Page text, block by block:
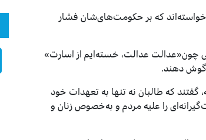
خواسته‌اند که بر حکومت‌های‌شان فشار
را با شعارهایی چون«عدالت عدالت، خسته‌ایم از اسارت»
گوش دهند.
گفتند که طالبان نه تنها به تعهدات خود
را علیه مردم و به‌خصوص زنان و